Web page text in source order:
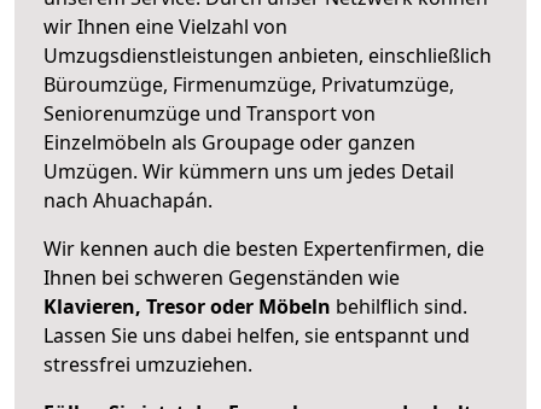
wir Ihnen eine Vielzahl von
Umzugsdienstleistungen anbieten, einschließlich
Büroumzüge, Firmenumzüge, Privatumzüge,
Seniorenumzüge und Transport von
Einzelmöbeln als Groupage oder ganzen
Umzügen. Wir kümmern uns um jedes Detail
nach Ahuachapán.
Wir kennen auch die besten Expertenfirmen, die
Ihnen bei schweren Gegenständen wie
Klavieren, Tresor oder Möbeln behilflich sind.
Lassen Sie uns dabei helfen, sie entspannt und
stressfrei umzuziehen.